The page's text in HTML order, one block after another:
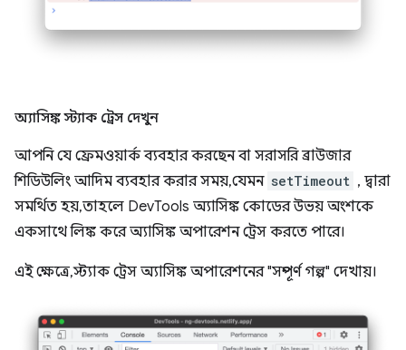
অ্যাসিঙ্ক স্ট্যাক ট্রেস দেখুন
আপনি যে ফ্রেমওয়ার্ক ব্যবহার করছেন বা সরাসরি ব্রাউজার
শিডিউলিং আদিম ব্যবহার করার সময়, যেমন setTimeout , দ্বারা
সমর্থিত হয়, তাহলে DevTools অ্যাসিঙ্ক কোডের উভয় অংশকে
একসাথে লিঙ্ক করে অ্যাসিঙ্ক অপারেশন ট্রেস করতে পারে।
এই ক্ষেত্রে, স্ট্যাক ট্রেস অ্যাসিঙ্ক অপারেশনের "সম্পূর্ণ গল্প" দেখায়।